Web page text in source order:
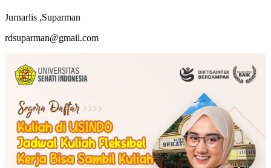
Jurnarlis ,Suparman
rdsuparman@gmail.com